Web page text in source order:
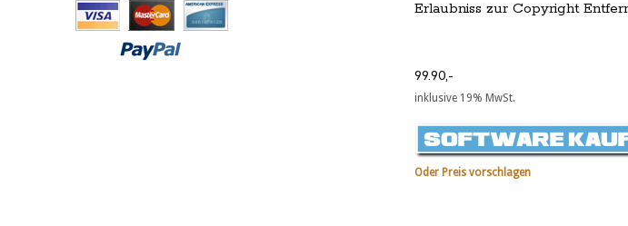
Erlaubniss zur Copyright
99.90,-
inklusive 19% MwSt.
Oder Preis vorschlagen